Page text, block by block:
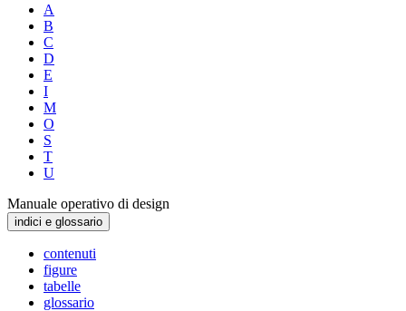
A
B
C
D
E
I
M
O
S
T
U
Manuale operativo di design
indici e glossario
contenuti
figure
tabelle
glossario